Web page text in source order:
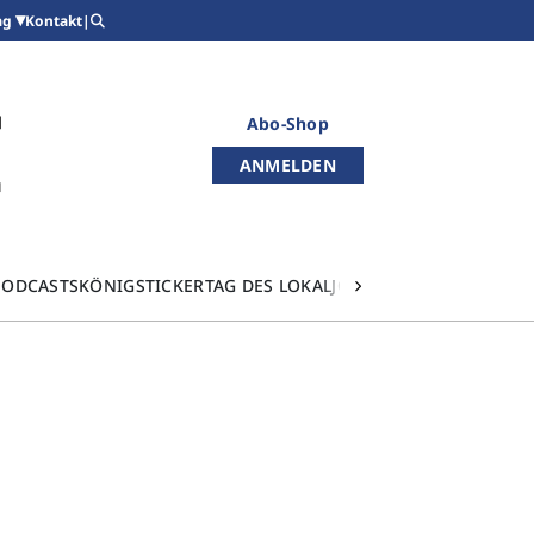
Kontakt|
Abo-Shop
ANMELDEN
KÖNIGSTICKERTAG DES LOKALJOURNALISMUS